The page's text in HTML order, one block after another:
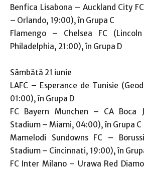
Benfica Lisabona – Auckland City
– Orlando, 19:00), în Grupa C
Flamengo – Chelsea FC
Philadelphia, 21:00), în Grupa D
Sâmbătă 21 iunie
LAFC – Esperance de Tunisie
01:00), în Grupa D
FC Bayern Munchen – CA Boca
Stadium – Miami, 04:00), în Grupa C
Mamelodi Sundowns FC –
Stadium – Cincinnati, 19:00), în
FC Inter Milano – Urawa Red